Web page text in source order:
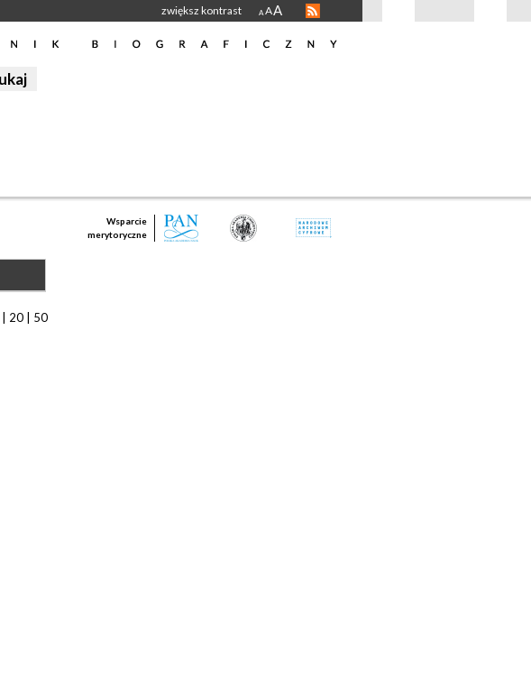
zwiększ kontrast A AA
Wsparcie
merytoryczne
20 50